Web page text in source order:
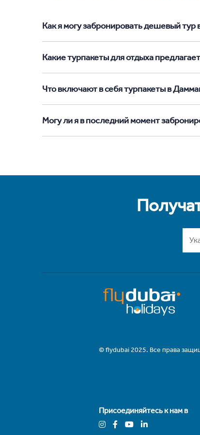
Как я могу забронировать дешевый
Какие турпакеты для отдыха
Что включают в себя турпакеты в
Могу ли я в последний момент
© flydubai 2025. Все права
Присоединяйтесь к нам в